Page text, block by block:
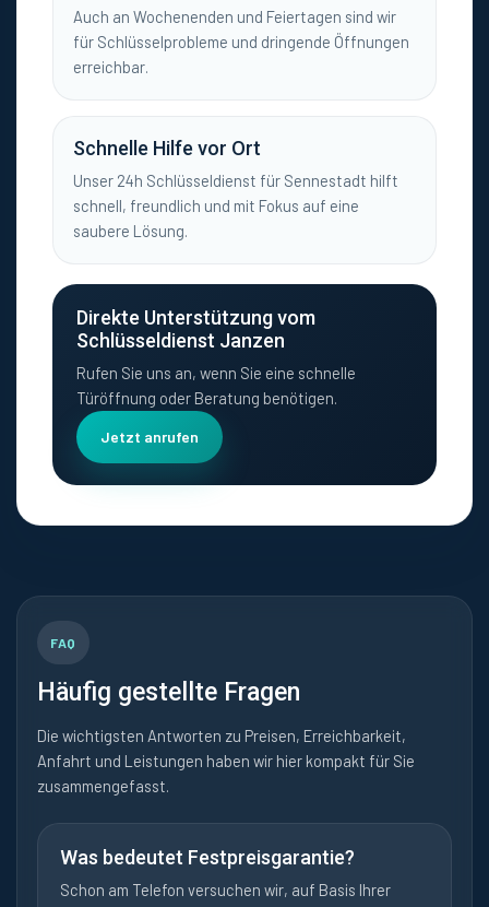
Auch an Wochenenden und Feiertagen sind wir
für Schlüsselprobleme und dringende Öffnungen
erreichbar.
Schnelle Hilfe vor Ort
Unser 24h Schlüsseldienst für Sennestadt hilft
schnell, freundlich und mit Fokus auf eine
saubere Lösung.
Direkte Unterstützung vom
Schlüsseldienst Janzen
Rufen Sie uns an, wenn Sie eine schnelle
Türöffnung oder Beratung benötigen.
Jetzt anrufen
FAQ
Häufig gestellte Fragen
Die wichtigsten Antworten zu Preisen, Erreichbarkeit,
Anfahrt und Leistungen haben wir hier kompakt für Sie
zusammengefasst.
Was bedeutet Festpreisgarantie?
Schon am Telefon versuchen wir, auf Basis Ihrer